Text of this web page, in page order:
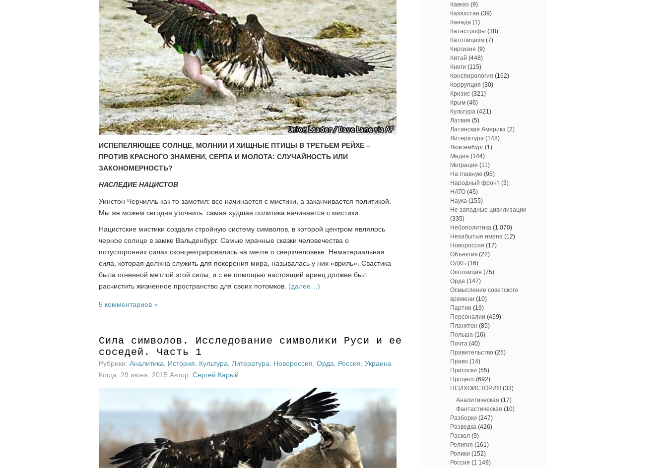
ИСПЕПЕЛЯЮЩЕЕ СОЛНЦЕ, МОЛНИИ И ХИЩНЫЕ ПТИЦЫ В ТРЕТЬЕМ РЕЙХЕ –
ПРОТИВ КРАСНОГО ЗНАМЕНИ, СЕРПА И МОЛОТА: СЛУЧАЙНОСТЬ ИЛИ
ЗАКОНОМЕРНОСТЬ?
НАСЛЕДИЕ НАЦИСТОВ
Уинстон Черчилль как то заметил: все начинается с мистики, а заканчивается политикой.
Мы же можем сегодня уточнить: самая худшая политика начинается с мистики.
Нацистские мистики создали стройную систему символов, в которой центром являлось
черное солнце в замке Вальденбург. Самые мрачные сказки человечества о
потусторонних силах сконцентрировались на мечте о сверхчеловеке. Нематериальная
сила, которая должна служить для покорения мира, называлась у них «вриль». Свастика
была огненной метлой этой силы, и с ее помощью настоящий ариец должен был
расчистить жизненное пространство для своих потомков. (далее…)
5 комментариев »
Сила символов. Исследование символики Руси и ее
соседей. Часть 1
Рубрики: Аналитика История Культура Литература Новороссия Орда Россия Украина
Когда: 29 июня, 2015 Автор: Сергей Карый
Кавказ (9)
Казахстан (39)
Канада (1)
Катастрофы (38)
Католицизм (7)
Киргизия (9)
Китай (448)
Книги (115)
Конспирология (162)
Коррупция (30)
Кризис (321)
Крым (46)
Культура (421)
Латвия (5)
Латинская Америка (2)
Литература (148)
Люксембург (1)
Медиа (144)
Миграция (11)
На главную (95)
Народный фронт (3)
НАТО (45)
Наука (155)
Не западные цивилизации
(335)
Небополитика (1 070)
Незабытые имена (12)
Новороссия (17)
Объектив (22)
ОДКБ (16)
Оппозиция (75)
Орда (147)
Осмысление советского
времени (10)
Партии (19)
Персоналии (459)
Планктон (85)
Польша (16)
Почта (40)
Правительство (25)
Право (14)
Присоски (55)
Процесс (692)
ПСИХОИСТОРИЯ (33)
Аналитическая (17)
Фантастическая (10)
Разборки (247)
Разведка (426)
Раскол (9)
Религия (161)
Ролики (152)
Россия (1 149)